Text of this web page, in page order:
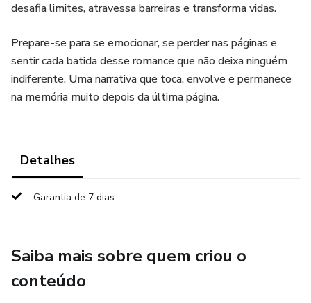
desafia limites, atravessa barreiras e transforma vidas.
Prepare-se para se emocionar, se perder nas páginas e
sentir cada batida desse romance que não deixa ninguém
indiferente. Uma narrativa que toca, envolve e permanece
na memória muito depois da última página.
Detalhes
Garantia de 7 dias
Saiba mais sobre quem criou o
conteúdo